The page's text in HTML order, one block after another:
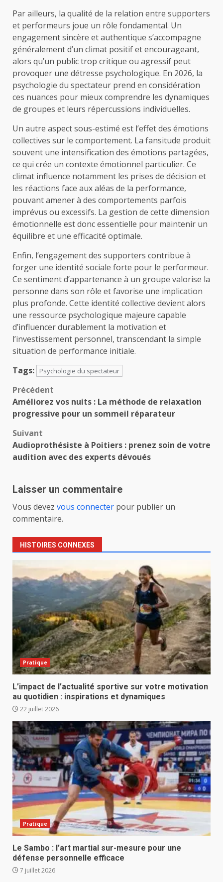
Par ailleurs, la qualité de la relation entre supporters
et performeurs joue un rôle fondamental. Un
engagement sincère et authentique s’accompagne
généralement d’un climat positif et encourageant,
alors qu’un public trop critique ou agressif peut
provoquer une détresse psychologique. En 2026, la
psychologie du spectateur prend en considération
ces nuances pour mieux comprendre les dynamiques
de groupes et leurs répercussions individuelles.
Un autre aspect sous-estimé est l’effet des émotions
collectives sur le comportement. La fansitude produit
souvent une intensification des émotions partagées,
ce qui crée un contexte émotionnel particulier. Ce
climat influence notamment les prises de décision et
les réactions face aux aléas de la performance,
pouvant amener à des comportements parfois
imprévus ou excessifs. La gestion de cette dimension
émotionnelle est donc essentielle pour maintenir un
équilibre et une efficacité optimale.
Enfin, l’engagement des supporters contribue à
forger une identité sociale forte pour le performeur.
Ce sentiment d’appartenance à un groupe valorise la
personne dans son rôle et favorise une implication
plus profonde. Cette identité collective devient alors
une ressource psychologique majeure capable
d’influencer durablement la motivation et
l’investissement personnel, transcendant la simple
situation de performance initiale.
Tags:
Psychologie du spectateur
Navigation
d’article
Précédent
Améliorez vos nuits : La méthode de relaxation
progressive pour un sommeil réparateur
Suivant
Audioprothésiste à Poitiers : prenez soin de votre
audition avec des experts dévoués
Laisser un commentaire
Vous devez vous connecter pour publier un
commentaire.
HISTOIRES CONNEXES
Pratique
L’impact de l’actualité sportive sur votre motivation
au quotidien : inspirations et dynamiques
22 juillet 2026
Pratique
Le Sambo : l’art martial sur-mesure pour une
défense personnelle efficace
7 juillet 2026